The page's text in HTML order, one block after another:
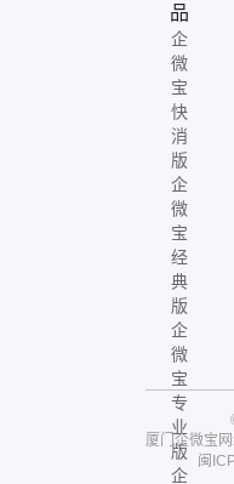
品
企
微
宝
快
消
版
企
微
宝
经
典
版
企
微
宝
专
业
版
企
厦门企微宝
闽